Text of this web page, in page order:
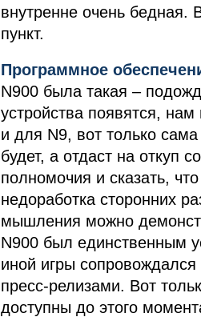
внутренне очень
пункт.
Программное
N900 была такая –
устройства появятся,
и для N9, вот только
будет, а отдаст на откуп
полномочия и сказать,
недоработка сторонних
мышления можно
N900 был единственным
иной игры
пресс-релизами. Вот
доступны до этого